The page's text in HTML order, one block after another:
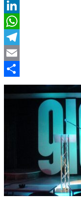
Twitter
LinkedIn
WhatsApp
Telegram
Email
Compartir